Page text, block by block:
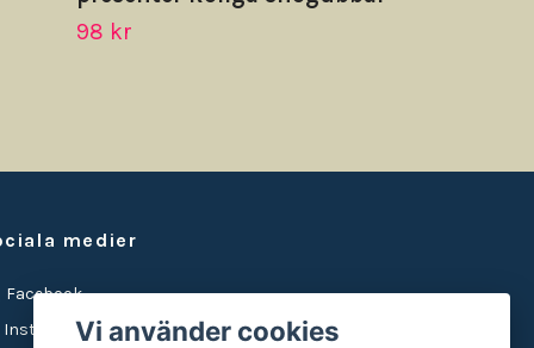
98 kr
medier
Facebook
InstagramVi använder cookies